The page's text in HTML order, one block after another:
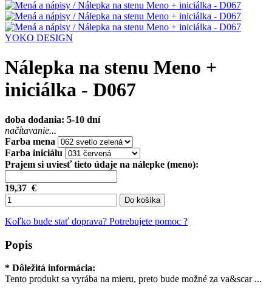
YOKO DESIGN
Nálepka na stenu Meno +
iniciálka - D067
doba dodania: 5-10 dní
načítavanie...
Farba mena
Farba iniciálu
Prajem si uviesť tieto údaje na nálepke (meno):
19,37 €
Do košíka
Koľko bude stať doprava? Potrebujete pomoc ?
Popis
* Dôležitá informácia:
Tento produkt sa vyrába na mieru, preto bude možné za va&scar ...